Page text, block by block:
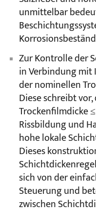
unmittelbar
Zur Kontrolle der
in Verbindung mit
der nominellen
Diese schreibt
Trockenfilmdicke
Rissbildung und
hohe lokale
Dieses
sich von der
Steuerung und
zwischen